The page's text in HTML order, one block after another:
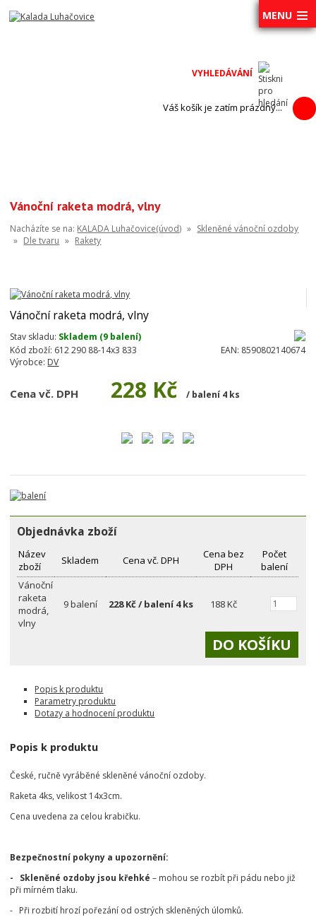
MENU
Váš košík je zatím prázdný...
Vánoční raketa modrá, vlny
Nacházíte se na: KALADA Luhačovice(úvod) » Skleněné vánoční ozdoby
» Dle tvaru » Rakety
Vánoční raketa modrá, vlny
Stav skladu: Skladem (9 balení)
Kód zboží: 612 290 88-14x3 833 EAN: 8590802140674
Výrobce: DV
Cena vč. DPH 228 Kč / balení 4 ks
Objednávka zboží
Název
zboží
Skladem Cena vč. DPH
Cena bez
DPH
Počet
balení
Vánoční
raketa
modrá,
vlny
9 balení 228 Kč / balení 4 ks 188 Kč
Popis k produktu
Parametry produktu
Dotazy a hodnocení produktu
Popis k produktu
České, ručně vyráběné skleněné vánoční ozdoby.
Raketa 4ks, velikost 14x3cm.
Cena uvedena za celou krabičku.
Bezpečnostní pokyny a upozornění:
- Skleněné ozdoby jsou křehké – mohou se rozbít při pádu nebo již
při mírném tlaku.
- Při rozbití hrozí pořezání od ostrých skleněných úlomků.